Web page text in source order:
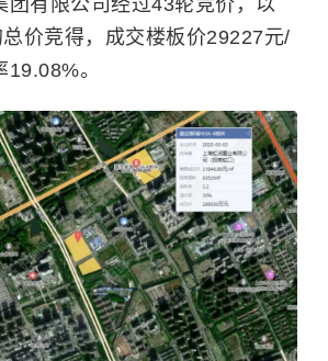
价竞得，成交楼板价29227元/
。